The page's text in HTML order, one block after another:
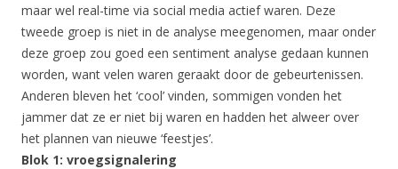
maar wel real-time via social media actief waren. Deze
tweede groep is niet in de analyse meegenomen, maar onder
deze groep zou goed een sentiment analyse gedaan kunnen
worden, want velen waren geraakt door de gebeurtenissen.
Anderen bleven het ‘cool’ vinden, sommigen vonden het
jammer dat ze er niet bij waren en hadden het alweer over
het plannen van nieuwe ‘feestjes’.
Blok 1: vroegsignalering